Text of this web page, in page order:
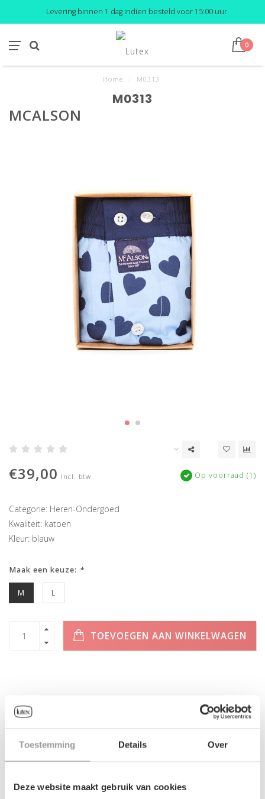
Toestemming Details Over
Deze website maakt gebruik van cookies
Levering binnen 1 dag indien besteld voor 15:00 uur
0
Home M0313
M0313
MCALSON
€39,00 Incl. btw Op voorraad (1)
Categorie: Heren-Ondergoed
Kwaliteit: katoen
Kleur: blauw
Maak een keuze: *
M L
TOEVOEGEN AAN WINKELWAGEN
Geen informatie gevonden